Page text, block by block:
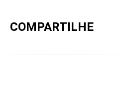
COMPARTILHE